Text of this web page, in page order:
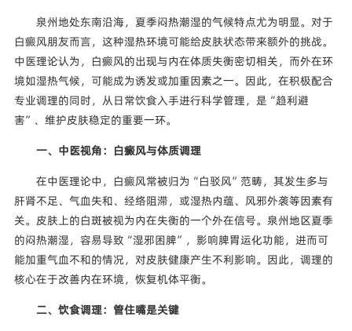
泉州地处东南沿海，夏季闷热潮湿的气候特点尤为明显。对于
白癜风朋友而言，这种湿热环境可能给皮肤状态带来额外的挑战。
中医理论认为，白癜风的出现与内在体质失衡密切相关，而外在环
境如湿热气候，可能成为诱发或加重因素之一。因此，在积极配合
专业调理的同时，从日常饮食入手进行科学管理，是“趋利避
害”、维护皮肤稳定的重要一环。
一、中医视角：白癜风与体质调理
在中医理论中，白癜风常被归为“白驳风”范畴，其发生多与
肝肾不足、气血失和、经络阻滞，或湿热内蕴、风邪外袭等因素有
关。皮肤上的白斑被视为内在失衡的一个外在信号。泉州地区夏季
的闷热潮湿，容易导致“湿邪困脾”，影响脾胃运化功能，进而可
能加重气血不和的情况，对皮肤健康产生不利影响。因此，调理的
核心在于改善内在环境，恢复机体平衡。
二、饮食调理：管住嘴是关键